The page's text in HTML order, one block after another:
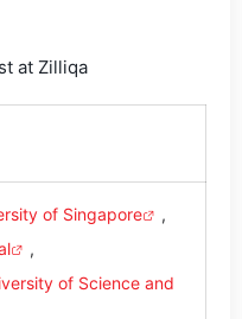
at Zilliqa
of Singapore
,
,
of Science and